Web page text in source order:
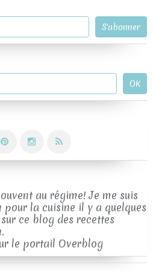
au régime! Je me suis
pour la cuisine il y a quelques
ce blog des recettes
le portail Overblog